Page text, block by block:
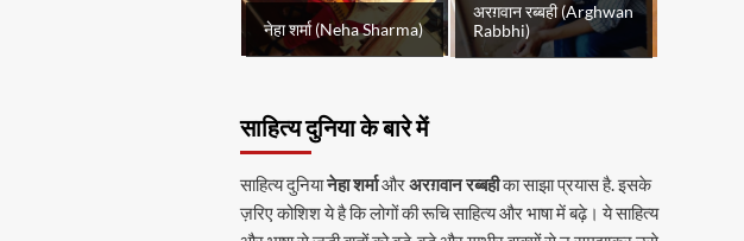
नेहा शर्मा (Neha Sharma)
अरग़वान रब्बही (Arghwan
Rabbhi)
साहित्य दुनिया के बारे में
साहित्य दुनियानेहा शर्माऔरअरग़वान रब्बहीका साझा प्रयास है. इसके
ज़रिए कोशिश ये है कि लोगों की रूचि साहित्य और भाषा में बढ़े। ये साहित्य